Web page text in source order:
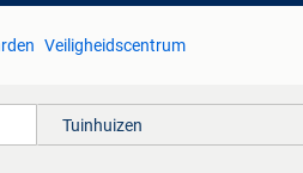
Veiligheidscentrum
Tuinhuizen